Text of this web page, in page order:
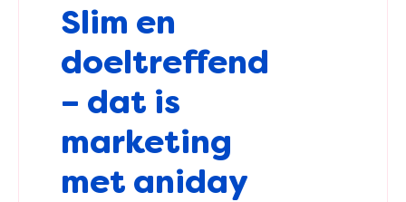
Slim en
doeltreffend
– dat is
marketing
met aniday